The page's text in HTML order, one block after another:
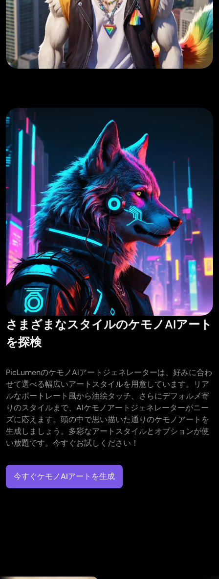
さまざまなスタイルのケモノAIアート
を探検
PicLumenのケモノAIアートジェネレーターは、好みに合わ
せて選べる幅広いアートスタイルを用意しています。リア
ルなポートレート風から油絵タッチ、さらにデフォルメ寄
りのスタイルまで、AIケモノアートジェネレーターがニー
ズに応えます。頭の中で思い描いた通りのケモノアートを
生成しましょう。多彩なアートスタイルとオプションが使
い放題です。今すぐお試しください！
今すぐケモノAIアートを生成